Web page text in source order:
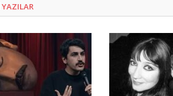
YAZILAR